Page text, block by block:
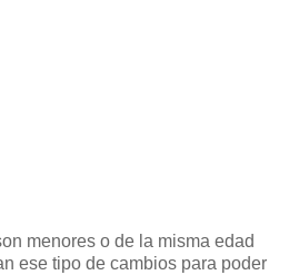
menores o de la misma edad
ese tipo de cambios para poder